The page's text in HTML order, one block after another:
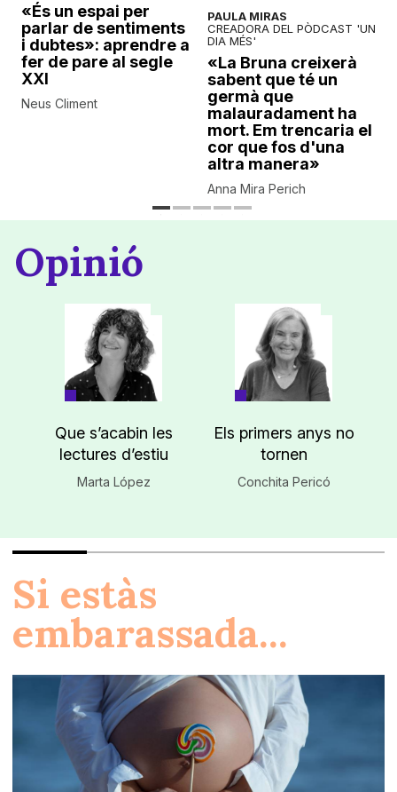
«És un espai per
parlar de sentiments
i dubtes»: aprendre a
fer de pare al segle
XXI
Neus Climent
PAULA MIRAS
CREADORA DEL PÒDCAST 'UN
DIA MÉS'
«La Bruna creixerà
sabent que té un
germà que
malauradament ha
mort. Em trencaria el
cor que fos d'una
altra manera»
Anna Mira Perich
Opinió
Que s’acabin les
lectures d’estiu
Marta López
Els primers anys no
tornen
Conchita Pericó
Si estàs
embarassada...